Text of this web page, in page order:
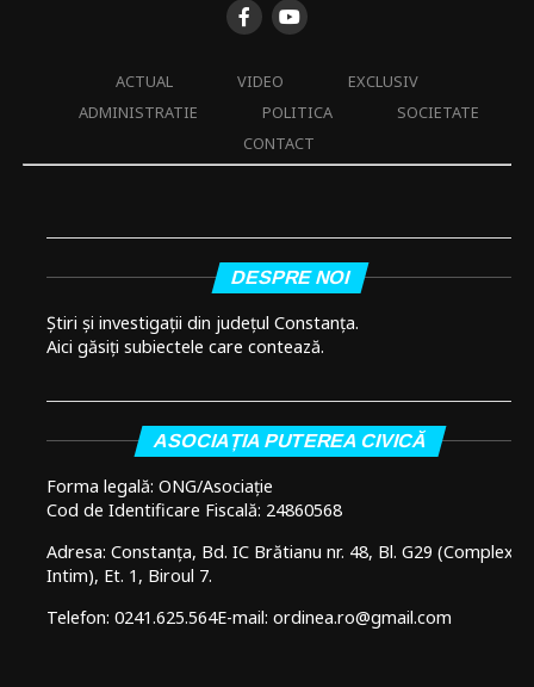
ACTUAL VIDEO
EXCLUSIV
ADMINISTRATIE
POLITICA
SOCIETATE
CONTACT
DESPRE NOI
Știri și investigații din județul Constanța.
Aici găsiți subiectele care contează.
ASOCIAȚIA PUTEREA CIVICĂ
Forma legală: ONG/Asociație
Cod de Identificare Fiscală: 24860568
Adresa: Constanța, Bd. IC Brătianu nr. 48, Bl. G29 (Complex
Intim), Et. 1, Biroul 7.
Telefon: 0241.625.564E-mail: ordinea.ro@gmail.com